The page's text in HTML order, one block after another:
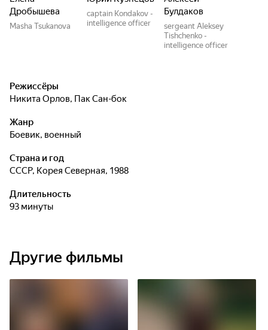
Дробышева
Masha Tsukanova
captain Kondakov -
intelligence officer
Булдаков
sergeant Aleksey
Tishchenko -
intelligence officer
Режиссёры
Никита Орлов, Пак Сан-бок
Жанр
боевик, военный
Страна и год
СССР, Корея Северная, 1988
Длительность
93 минуты
Другие фильмы